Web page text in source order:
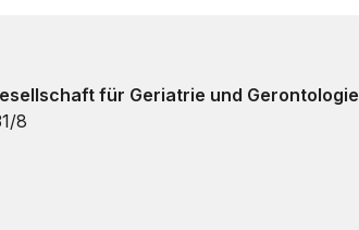
für Geriatrie und Gerontologie
8